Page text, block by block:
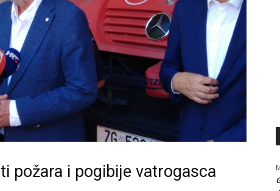
požara i pogibije vatrogasca